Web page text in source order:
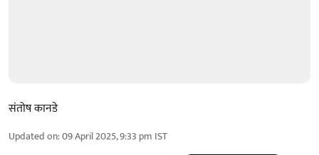
संतोष कानडे
Updated on:09 April 2025, 9:33 pm IST